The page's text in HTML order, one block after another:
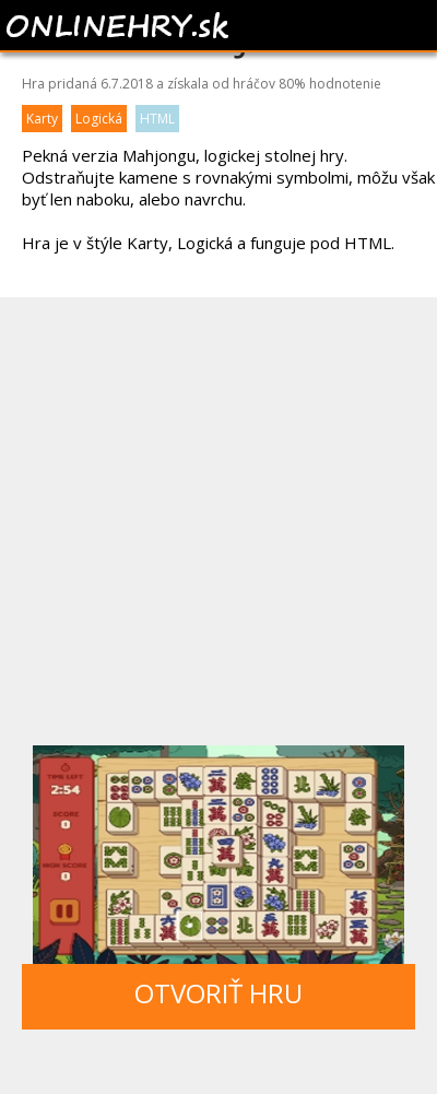
FROG MAHJONG
Hra pridaná 6.7.2018 a získala od hráčov 80% hodnotenie
Karty
Logická HTML
Pekná verzia Mahjongu, logickej stolnej hry.
Odstraňujte kamene s rovnakými symbolmi, môžu však
byť len naboku, alebo navrchu.
Hra je v štýle Karty, Logická a funguje pod HTML.
OTVORIŤ HRU